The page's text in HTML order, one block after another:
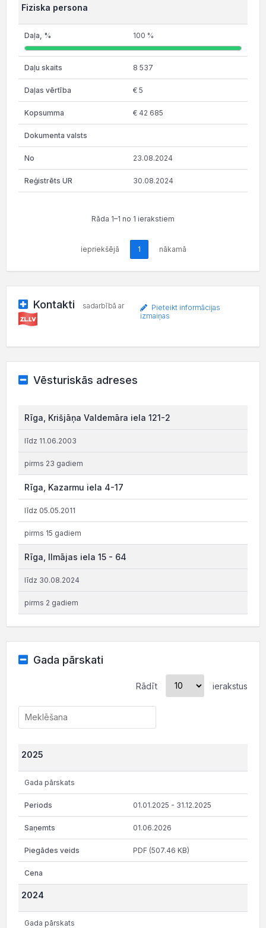
Fiziska persona
100 %
8 537
€ 5
€ 42 685
23.08.2024
30.08.2024
Rāda 1–1 no 1 ierakstiem
iepriekšējā 1 nākamā
Kontakti sadarbībā ar
Pieteikt informācijas
izmaiņas
Vēsturiskās adreses
Rīga, Krišjāņa Valdemāra iela 121-2
līdz 11.06.2003
pirms 23 gadiem
Rīga, Kazarmu iela 4-17
līdz 05.05.2011
pirms 15 gadiem
Rīga, Ilmājas iela 15 - 64
līdz 30.08.2024
pirms 2 gadiem
Gada pārskati
Rādīt ierakstus
2025
Gada pārskats
01.01.2025 - 31.12.2025
01.06.2026
PDF (507.46 KB)
2024
Gada pārskats